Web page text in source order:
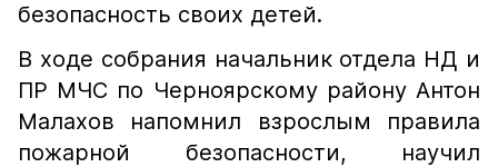
безопасность своих детей.
В ходе собрания начальник отдела НД и
ПР МЧС по Черноярскому району Антон
Малахов напомнил взрослым правила
пожарной безопасности, научил